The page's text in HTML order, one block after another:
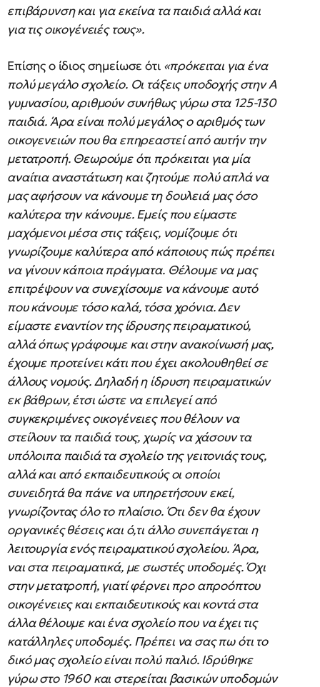
επιβάρυνση και για εκείνα τα παιδιά αλλά και
για τις οικογένειές τους».
Επίσης ο ίδιος σημείωσε ότι «πρόκειται για ένα
πολύ μεγάλο σχολείο. Οι τάξεις υποδοχής στην Α
γυμνασίου, αριθμούν συνήθως γύρω στα 125-130
παιδιά. Άρα είναι πολύ μεγάλος ο αριθμός των
οικογενειών που θα επηρεαστεί από αυτήν την
μετατροπή. Θεωρούμε ότι πρόκειται για μία
αναίτια αναστάτωση και ζητούμε πολύ απλά να
μας αφήσουν να κάνουμε τη δουλειά μας όσο
καλύτερα την κάνουμε. Εμείς που είμαστε
μαχόμενοι μέσα στις τάξεις, νομίζουμε ότι
γνωρίζουμε καλύτερα από κάποιους πώς πρέπει
να γίνουν κάποια πράγματα. Θέλουμε να μας
επιτρέψουν να συνεχίσουμε να κάνουμε αυτό
που κάνουμε τόσο καλά, τόσα χρόνια. Δεν
είμαστε εναντίον της ίδρυσης πειραματικού,
αλλά όπως γράφουμε και στην ανακοίνωσή μας,
έχουμε προτείνει κάτι που έχει ακολουθηθεί σε
άλλους νομούς. Δηλαδή η ίδρυση πειραματικών
εκ βάθρων, έτσι ώστε να επιλεγεί από
συγκεκριμένες οικογένειες που θέλουν να
στείλουν τα παιδιά τους, χωρίς να χάσουν τα
υπόλοιπα παιδιά τα σχολείο της γειτονιάς τους,
αλλά και από εκπαιδευτικούς οι οποίοι
συνειδητά θα πάνε να υπηρετήσουν εκεί,
γνωρίζοντας όλο το πλαίσιο. Ότι δεν θα έχουν
οργανικές θέσεις και ό,τι άλλο συνεπάγεται η
λειτουργία ενός πειραματικού σχολείου. Άρα,
ναι στα πειραματικά, με σωστές υποδομές. Όχι
στην μετατροπή, γιατί φέρνει προ απροόπτου
οικογένειες και εκπαιδευτικούς και κοντά στα
άλλα θέλουμε και ένα σχολείο που να έχει τις
κατάλληλες υποδομές. Πρέπει να σας πω ότι το
δικό μας σχολείο είναι πολύ παλιό. Ιδρύθηκε
γύρω στο 1960 και στερείται βασικών υποδομών